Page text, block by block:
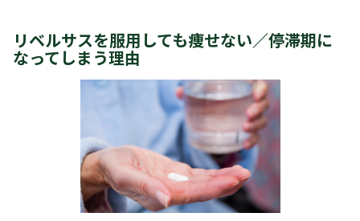
リベルサスを服用しても痩せない／停滞期に
なってしまう理由